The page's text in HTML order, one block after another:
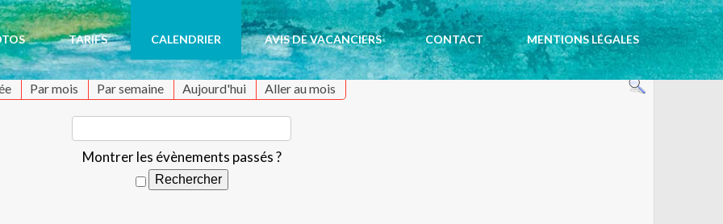
TARIFS CALENDRIER AVIS DE VACANCIERS CONTACT MENTIONS LÉGALES
Par mois Par semaine Aujourd'hui Aller au mois
Montrer les évènements passés ?